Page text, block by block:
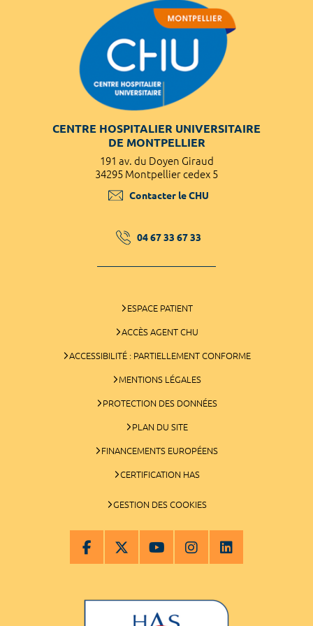
CENTRE HOSPITALIER UNIVERSITAIRE
DE MONTPELLIER
191 av. du Doyen Giraud
34295 Montpellier cedex 5
Contacter le CHU
04 67 33 67 33
ESPACE PATIENT
ACCÈS AGENT CHU
ACCESSIBILITÉ : PARTIELLEMENT CONFORME
MENTIONS LÉGALES
PROTECTION DES DONNÉES
PLAN DU SITE
FINANCEMENTS EUROPÉENS
CERTIFICATION HAS
GESTION DES COOKIES